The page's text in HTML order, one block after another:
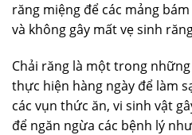
răng miệng để các mảng
và không gây mất vẹ sinh
Chải răng là một trong
thực hiện hàng ngày để làm
các vụn thức ăn, vi sinh vật
để ngăn ngừa các bệnh lý